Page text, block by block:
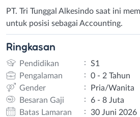
PT. Tri Tunggal Alkesindo saat ini
untuk posisi sebagai Accounting.
Ringkasan
Pendidikan :
S1
Pengalaman
:
0 - 2 Tahun
Gender
:
Pria/Wanita
Besaran Gaji
:
6 - 8 Juta
Batas Lamaran
:
30 Juni 2026